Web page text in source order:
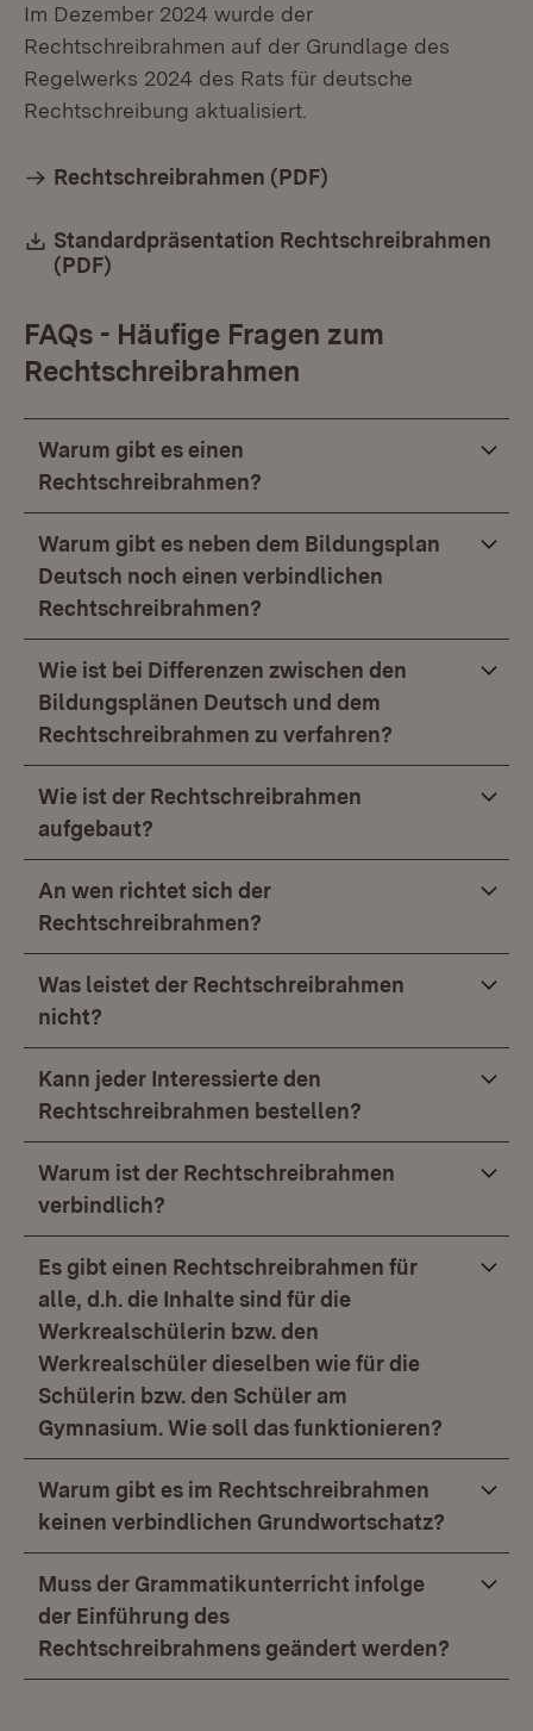
Im Dezember 2024 wurde der
Rechtschreibrahmen auf der Grundlage des
Regelwerks 2024 des Rats für deutsche
Rechtschreibung aktualisiert.
Rechtschreibrahmen (PDF)
Download:
Standardpräsentation Rechtschreibrahmen
(PDF)
FAQs - Häufige Fragen zum
Rechtschreibrahmen
Warum gibt es einen
Rechtschreibrahmen?
Warum gibt es neben dem Bildungsplan
Deutsch noch einen verbindlichen
Rechtschreibrahmen?
Wie ist bei Differenzen zwischen den
Bildungsplänen Deutsch und dem
Rechtschreibrahmen zu verfahren?
Wie ist der Rechtschreibrahmen
aufgebaut?
An wen richtet sich der
Rechtschreibrahmen?
Was leistet der Rechtschreibrahmen
nicht?
Kann jeder Interessierte den
Rechtschreibrahmen bestellen?
Warum ist der Rechtschreibrahmen
verbindlich?
Es gibt einen Rechtschreibrahmen für
alle, d.h. die Inhalte sind für die
Werkrealschülerin bzw. den
Werkrealschüler dieselben wie für die
Schülerin bzw. den Schüler am
Gymnasium. Wie soll das funktionieren?
Warum gibt es im Rechtschreibrahmen
keinen verbindlichen Grundwortschatz?
Muss der Grammatikunterricht infolge
der Einführung des
Rechtschreibrahmens geändert werden?